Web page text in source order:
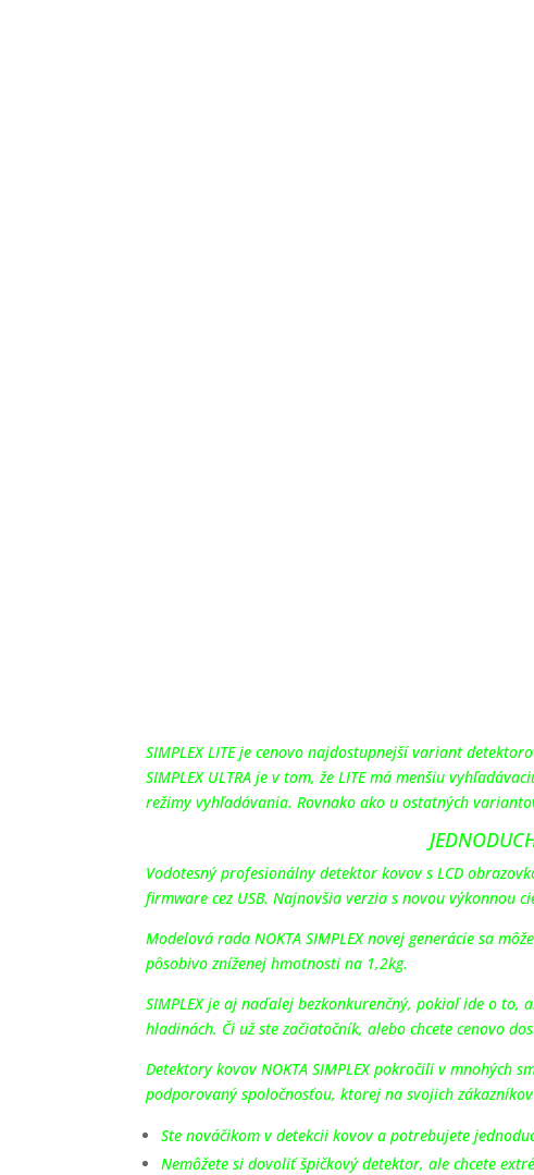
SIMPLEX LITE je cenovo najdostupnejší variant
SIMPLEX ULTRA je v tom, že LITE má menšiu
režimy vyhľadávania. Rovnako ako u ostatných
Vodotesný profesionálny detektor kovov s LCD
firmware cez USB. Najnovšia verzia s novou výkonnou
Modelová rada NOKTA SIMPLEX novej generácie sa
pôsobivo zníženej hmotnosti na 1,2kg.
SIMPLEX je aj naďalej bezkonkurenčný, pokiaľ ide o
hladinách. Či už ste začiatočník, alebo chcete cenovo
Detektory kovov NOKTA SIMPLEX pokročili v
podporovaný spoločnosťou, ktorej na svojich
Ste nováčikom v detekcii kovov a potrebujete
Nemôžete si dovoliť špičkový detektor, ale chcete